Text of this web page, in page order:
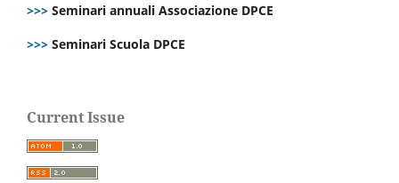
>>> Seminari annuali Associazione DPCE
>>> Seminari Scuola DPCE
Current Issue